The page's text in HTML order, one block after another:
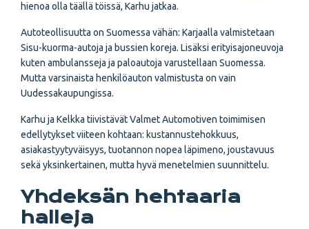
hienoa olla täällä töissä, Karhu jatkaa.
Autoteollisuutta on Suomessa vähän: Karjaalla valmistetaan
Sisu-kuorma-autoja ja bussien koreja. Lisäksi erityisajoneuvoja
kuten ambulansseja ja paloautoja varustellaan Suomessa.
Mutta varsinaista henkilöauton valmistusta on vain
Uudessakaupungissa.
Karhu ja Kelkka tiivistävät Valmet Automotiven toimimisen
edellytykset viiteen kohtaan: kustannustehokkuus,
asiakastyytyväisyys, tuotannon nopea läpimeno, joustavuus
sekä yksinkertainen, mutta hyvä menetelmien suunnittelu.
Yhdeksän hehtaaria
halleja